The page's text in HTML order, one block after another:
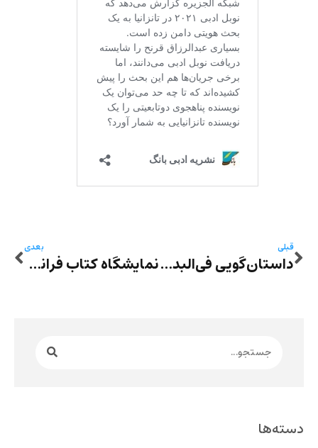
قبلی
داستان‌گویی فی‌البداهه اکبر سردوزامی و سخنرانی سرور کسمایی در کپنهاگ
بعدی
نمایشگاه کتاب فرانکفورت- مجید محیط: ترجمه آثار ادبیات معاصر به کندی صورت می‌گیرد
دسته‌ها